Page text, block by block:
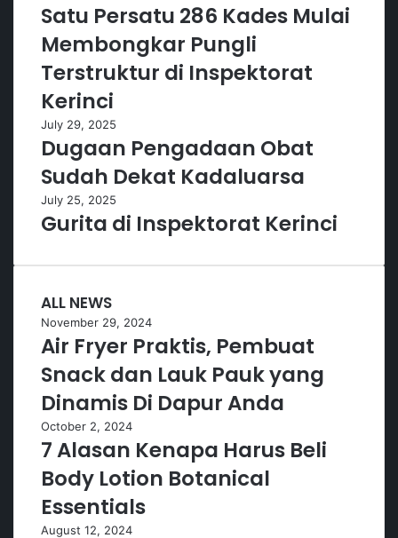
Satu Persatu 286 Kades Mulai
Membongkar Pungli
Terstruktur di Inspektorat
Kerinci
July 29, 2025
Dugaan Pengadaan Obat
Sudah Dekat Kadaluarsa
July 25, 2025
Gurita di Inspektorat Kerinci
ALL NEWS
November 29, 2024
Air Fryer Praktis, Pembuat
Snack dan Lauk Pauk yang
Dinamis Di Dapur Anda
October 2, 2024
7 Alasan Kenapa Harus Beli
Body Lotion Botanical
Essentials
August 12, 2024